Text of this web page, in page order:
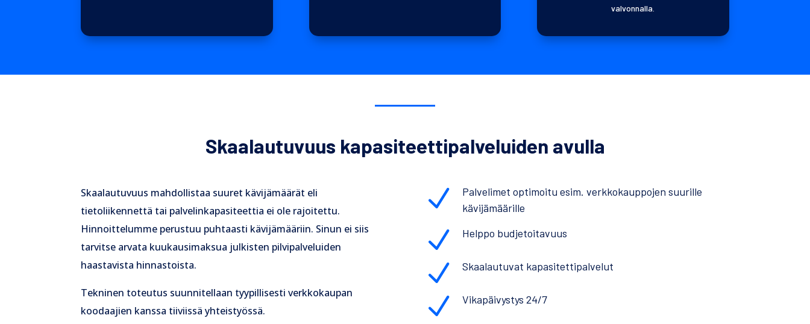
valvonnalla.
Skaalautuvuus kapasiteettipalveluiden avulla
Skaalautuvuus mahdollistaa suuret kävijämäärät eli
tietoliikennettä tai palvelinkapasiteettia ei ole rajoitettu.
Hinnoittelumme perustuu puhtaasti kävijämääriin. Sinun ei siis
tarvitse arvata kuukausimaksua julkisten pilvipalveluiden
haastavista hinnastoista.
Tekninen toteutus suunnitellaan tyypillisesti verkkokaupan
koodaajien kanssa tiiviissä yhteistyössä.
N
Palvelimet optimoitu esim. verkkokauppojen suurille
kävijämäärille
N Helppo budjetoitavuus
N Skaalautuvat kapasitettipalvelut
N Vikapäivystys 24/7